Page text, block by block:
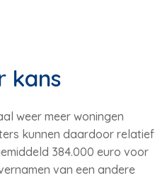
kans
weer meer woningen
kunnen daardoor relatief
384.000 euro voor
van een andere